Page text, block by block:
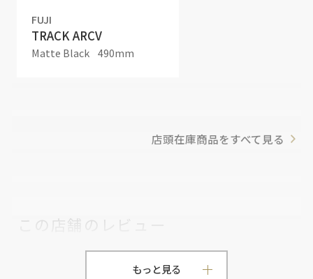
FUJI
TRACK ARCV
Matte Black 490mm
店頭在庫商品をすべて見る
この店舗のレビュー
0件のレビュー
もっと見る